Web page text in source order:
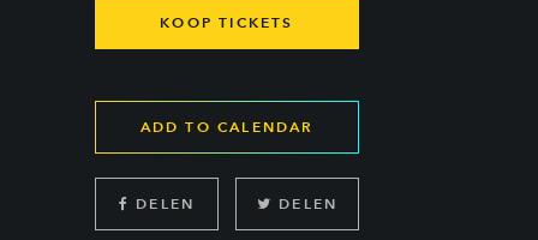
KOOP TICKETS
ADD TO CALENDAR
DELEN DELEN